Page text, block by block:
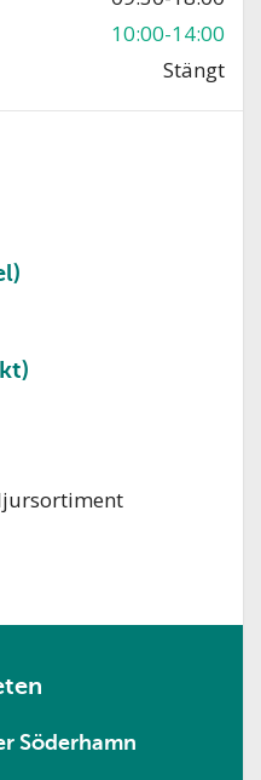
10:00-14:00
Stängt
Söderhamn